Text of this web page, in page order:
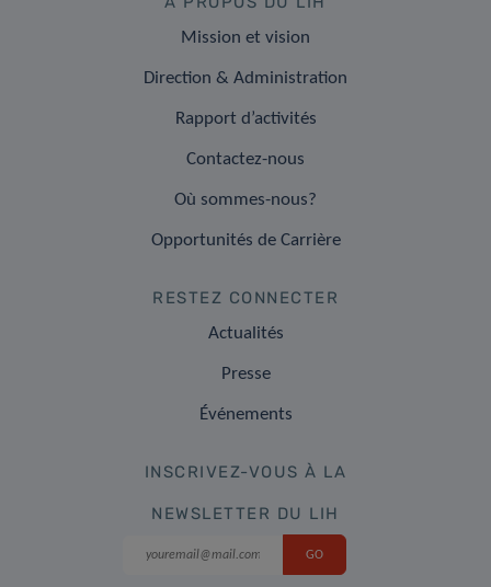
Mission et vision
Direction & Administration
Rapport d’activités
Contactez-nous
Où sommes-nous?
Opportunités de Carrière
RESTEZ CONNECTER
Actualités
Presse
Événements
INSCRIVEZ-VOUS À LA
NEWSLETTER DU LIH